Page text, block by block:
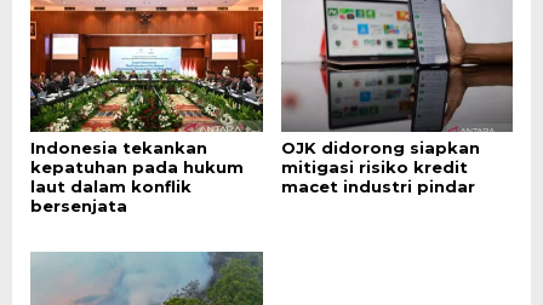
Indonesia tekankan
kepatuhan pada hukum
laut dalam konflik
bersenjata
OJK didorong siapkan
mitigasi risiko kredit
macet industri pindar